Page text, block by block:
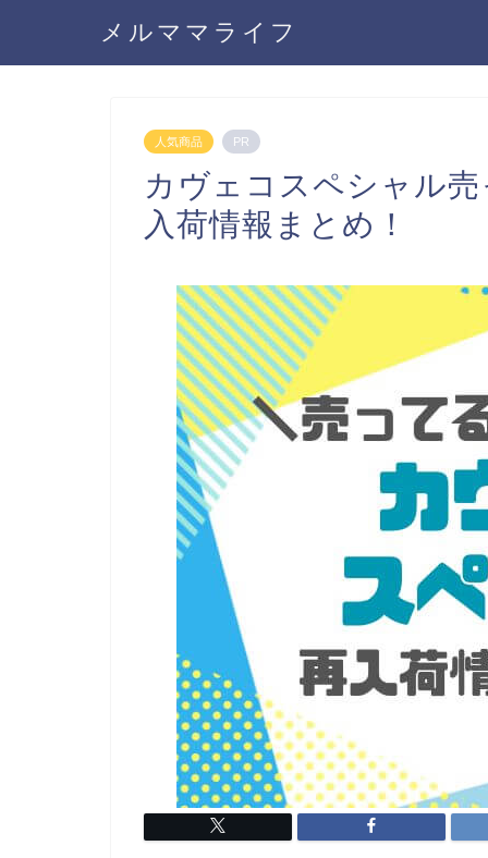
メルママライフ
人気商品 PR
カヴェコスペシャル
入荷情報まとめ！